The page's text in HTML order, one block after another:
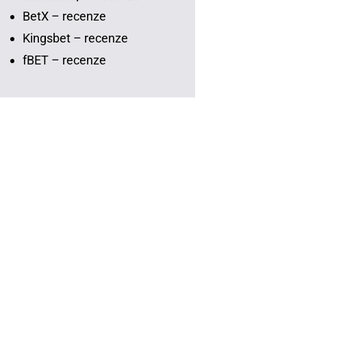
BetX – recenze
Kingsbet – recenze
fBET – recenze